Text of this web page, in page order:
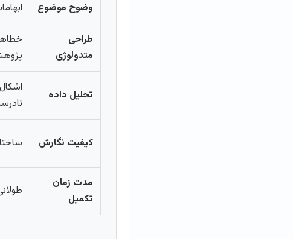
وضوح موضوع
طراحی
متدولوژی
تحلیل داده
کیفیت نگارش
مدت زمان
تکمیل